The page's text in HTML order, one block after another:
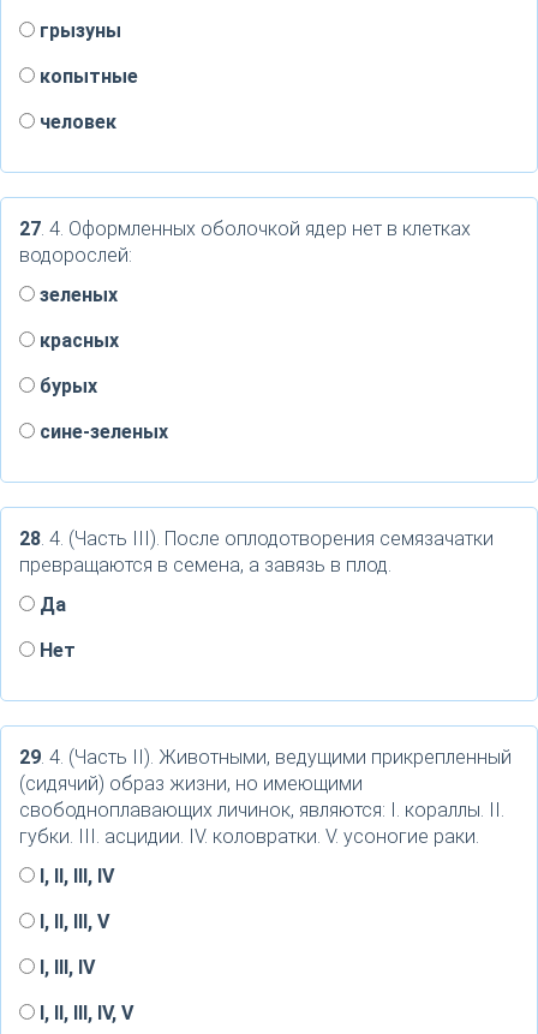
грызуны
копытные
человек
27. 4. Оформленных оболочкой ядер нет в клетках
водорослей:
зеленых
красных
бурых
сине-зеленых
28. 4. (Часть III). После оплодотворения семязачатки
превращаются в семена, а завязь в плод.
Да
Нет
29. 4. (Часть II). Животными, ведущими прикрепленный
(сидячий) образ жизни, но имеющими
свободноплавающих личинок, являются: I. кораллы. II.
губки. III. асцидии. IV. коловратки. V. усоногие раки.
I, II, III, IV
I, II, III, V
I, III, IV
I, II, III, IV, V